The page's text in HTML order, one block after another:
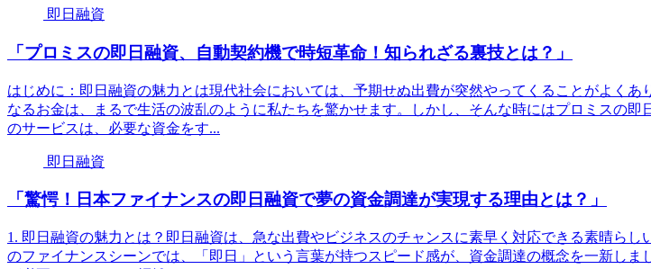
即日融資
「プロミスの即日融資、自動契約機で時短革命！知られざる裏技とは？」
はじめに：即日融資の魅力とは現代社会においては、予期せぬ出費が突然やってくることがよくあ
なるお金は、まるで生活の波乱のように私たちを驚かせます。しかし、そんな時にはプロミスの即
のサービスは、必要な資金をす...
即日融資
「驚愕！日本ファイナンスの即日融資で夢の資金調達が実現する理由とは？」
1. 即日融資の魅力とは？即日融資は、急な出費やビジネスのチャンスに素早く対応できる素晴らし
のファイナンスシーンでは、「即日」という言葉が持つスピード感が、資金調達の概念を一新しま